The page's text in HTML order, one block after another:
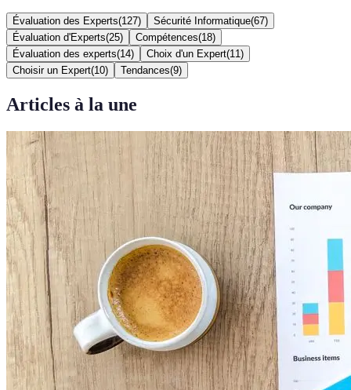
Évaluation des Experts(127) Sécurité Informatique(67)
Évaluation d'Experts(25) Compétences(18)
Évaluation des experts(14) Choix d'un Expert(11 )
Choisir un Expert(10) Tendances(9)
Articles à la une